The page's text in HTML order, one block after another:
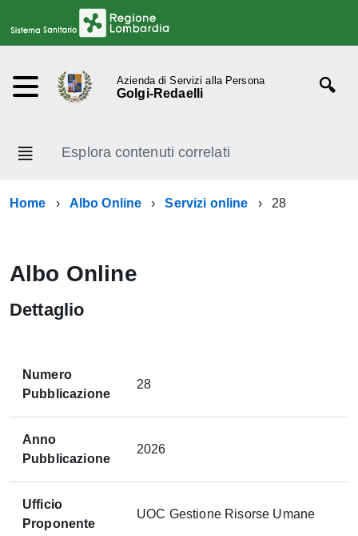
Azienda di Servizi alla Persona
Golgi-Redaelli
Esplora contenuti correlati
Home Albo Online Servizi online 28
Albo Online
Dettaglio
Numero
Pubblicazione
28
Anno
Pubblicazione
2026
Ufficio
Proponente
UOC Gestione Risorse Umane